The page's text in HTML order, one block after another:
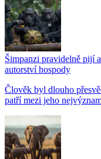
Šimpanzi pravidelně pijí
autorství hospody
Člověk byl dlouho
patří mezi jeho